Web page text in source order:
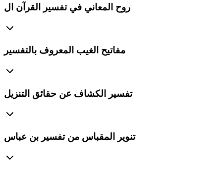
روح المعاني في تفسير القرآن ال
مفاتيح الغيب المعروف بالتفسير
تفسير الكشاف عن حقائق التنزيل
تنوير المقباس من تفسير بن عباس